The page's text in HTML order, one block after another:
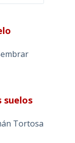
suelos
Tortosa